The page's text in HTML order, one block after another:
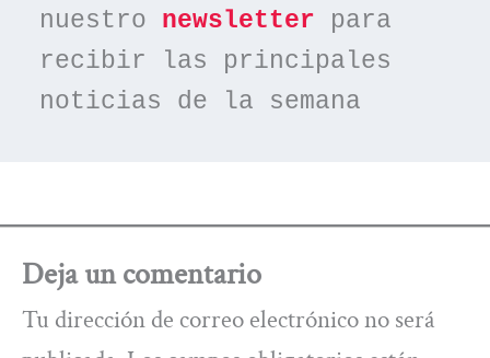
nuestro newsletter para
recibir las principales
noticias de la semana
Deja un comentario
Tu dirección de correo electrónico no será